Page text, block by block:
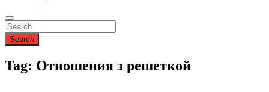
Search
Tag: Отношения з решеткой